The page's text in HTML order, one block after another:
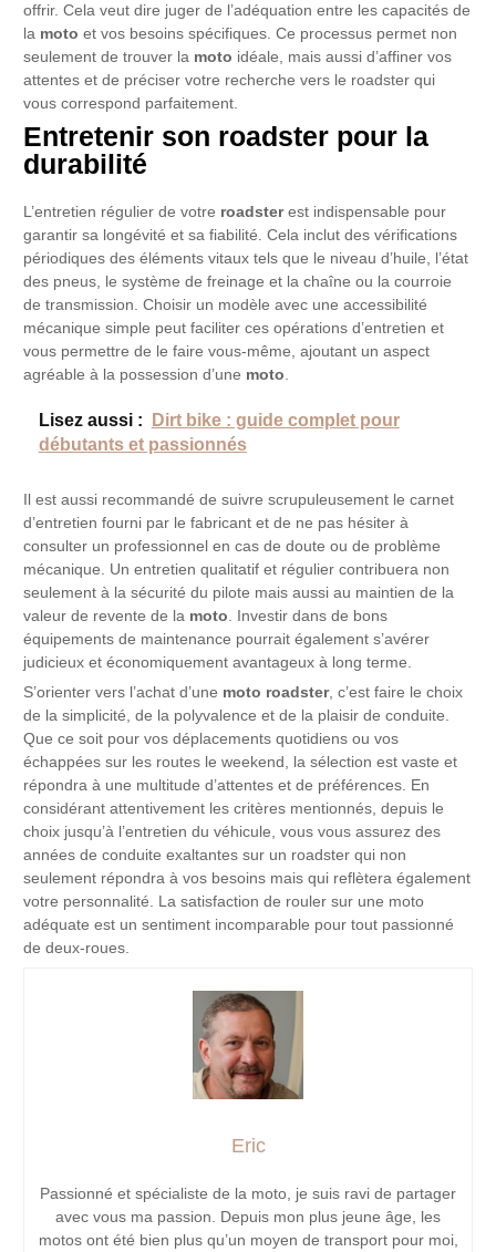
offrir. Cela veut dire juger de l’adéquation entre les capacités de
la moto et vos besoins spécifiques. Ce processus permet non
seulement de trouver la moto idéale, mais aussi d’affiner vos
attentes et de préciser votre recherche vers le roadster qui
vous correspond parfaitement.
Entretenir son roadster pour la
durabilité
L’entretien régulier de votre roadsterest indispensable pour
garantir sa longévité et sa fiabilité. Cela inclut des vérifications
périodiques des éléments vitaux tels que le niveau d’huile, l’état
des pneus, le système de freinage et la chaîne ou la courroie
de transmission. Choisir un modèle avec une accessibilité
mécanique simple peut faciliter ces opérations d’entretien et
vous permettre de le faire vous-même, ajoutant un aspect
agréable à la possession d’une moto
Lisez aussi :
Dirt bike : guide complet pour
débutants et passionnés
Il est aussi recommandé de suivre scrupuleusement le carnet
d’entretien fourni par le fabricant et de ne pas hésiter à
consulter un professionnel en cas de doute ou de problème
mécanique. Un entretien qualitatif et régulier contribuera non
seulement à la sécurité du pilote mais aussi au maintien de la
valeur de revente de la moto . Investir dans de bons
équipements de maintenance pourrait également s’avérer
judicieux et économiquement avantageux à long terme.
S’orienter vers l’achat d’une moto roadster, c’est faire le choix
de la simplicité, de la polyvalence et de la plaisir de conduite.
Que ce soit pour vos déplacements quotidiens ou vos
échappées sur les routes le weekend, la sélection est vaste et
répondra à une multitude d’attentes et de préférences. En
considérant attentivement les critères mentionnés, depuis le
choix jusqu’à l’entretien du véhicule, vous vous assurez des
années de conduite exaltantes sur un roadster qui non
seulement répondra à vos besoins mais qui reflètera également
votre personnalité. La satisfaction de rouler sur une moto
adéquate est un sentiment incomparable pour tout passionné
de deux-roues.
Eric
Passionné et spécialiste de la moto, je suis ravi de partager
avec vous ma passion. Depuis mon plus jeune âge, les
motos ont été bien plus qu’un moyen de transport pour moi,